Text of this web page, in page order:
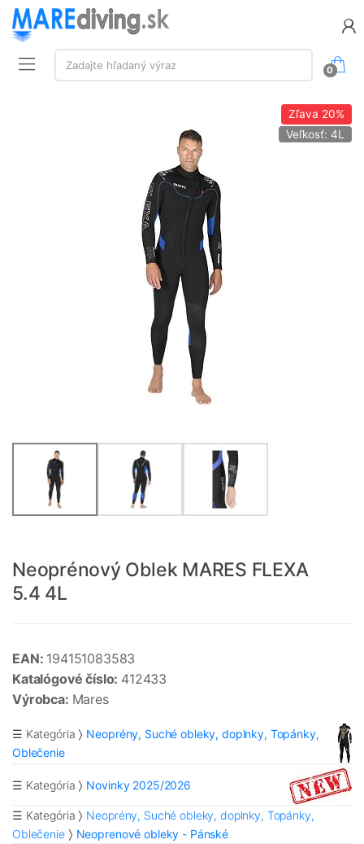
Vyhľadávanie:
Zadajte hľadaný výraz
0
Zľava 20%
Veľkosť: 4L
Neoprénový Oblek MARES FLEXA
5.4 4L
EAN: 194151083583
Katalógové číslo: 412433
Výrobca: Mares
☰ Kategória
Neoprény, Suché obleky, doplnky, Topánky,
Oblečenie
☰ Kategória Novinky 2025/2026
☰ Kategória
Neoprény, Suché obleky, doplnky, Topánky,
Oblečenie
Neoprenové obleky - Pánské